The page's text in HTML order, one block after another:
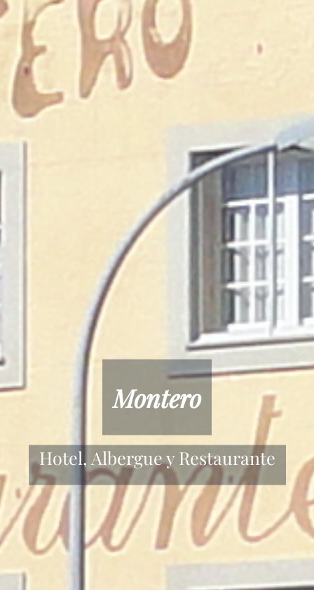
Restaurante
en Mondoñedo